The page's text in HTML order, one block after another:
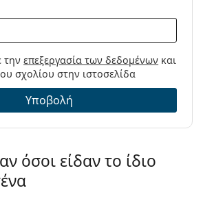
τηνεπεξεργασία των δεδομένων και
σχολίου στην ιστοσελίδα
Υποβολή
όσοι είδαν το ίδιο